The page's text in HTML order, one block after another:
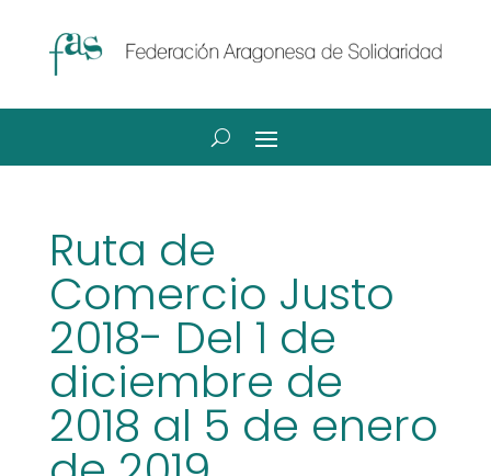
Ruta de
Comercio Justo
2018- Del 1 de
diciembre de
2018 al 5 de enero